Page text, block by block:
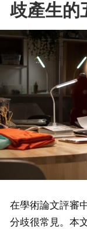
歧產生的
在學術論文評審
分歧很常見。本